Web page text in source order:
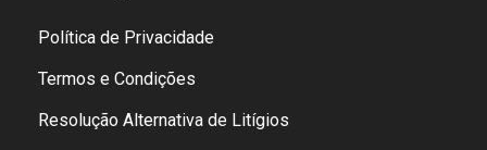
Política de Privacidade
Termos e Condições
Resolução Alternativa de Litígios